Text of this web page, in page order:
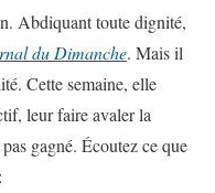
Abdiquant toute dignité,
du Dimanche. Mais il
Cette semaine, elle
leur faire avaler la
gagné. Écoutez ce que